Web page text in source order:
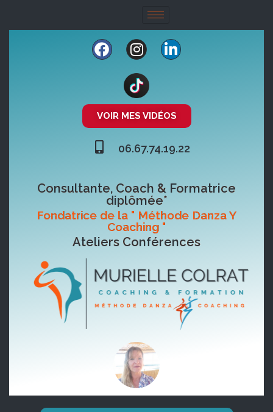
Consultante, Coach & Formatrice
diplômée*
Fondatrice de la " Méthode Danza Y
Coaching "
Ateliers Conférences
VOIR MES VIDÉOS
06.67.74.19.22